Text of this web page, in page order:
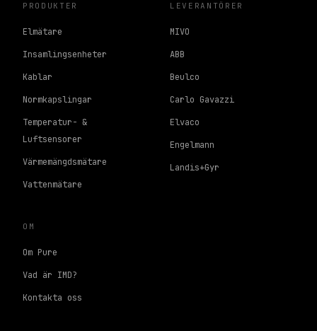
PRODUKTER
Elmätare
Insamlingsenheter
Kablar
Normkapslingar
Temperatur- &
Luftsensorer
Värmemängdsmätare
Vattenmätare
LEVERANTÖRER
MIVO
ABB
Beulco
Carlo Gavazzi
Elvaco
Engelmann
Landis+Gyr
OM
Om Pure
Vad är IMD?
Kontakta oss